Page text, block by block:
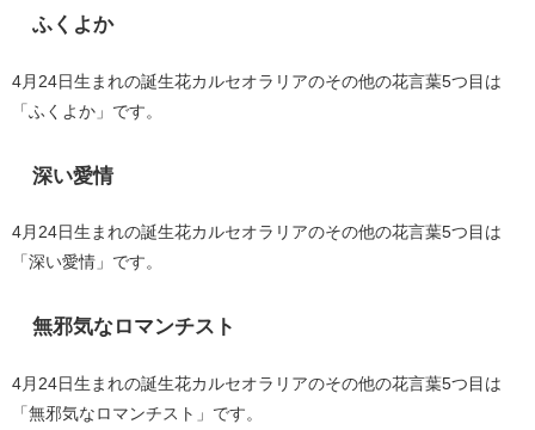
ふくよか
4月24日生まれの誕生花カルセオラリアのその他の花言葉5つ目は
「ふくよか」です。
深い愛情
4月24日生まれの誕生花カルセオラリアのその他の花言葉5つ目は
「深い愛情」です。
無邪気なロマンチスト
4月24日生まれの誕生花カルセオラリアのその他の花言葉5つ目は
「無邪気なロマンチスト」です。